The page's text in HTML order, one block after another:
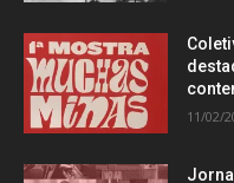
11/02/